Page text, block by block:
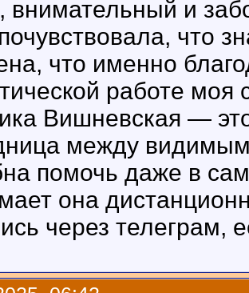
внимательный и
что
что именно
работе
Вишневская —
между
помочь даже в
она
через телеграм,